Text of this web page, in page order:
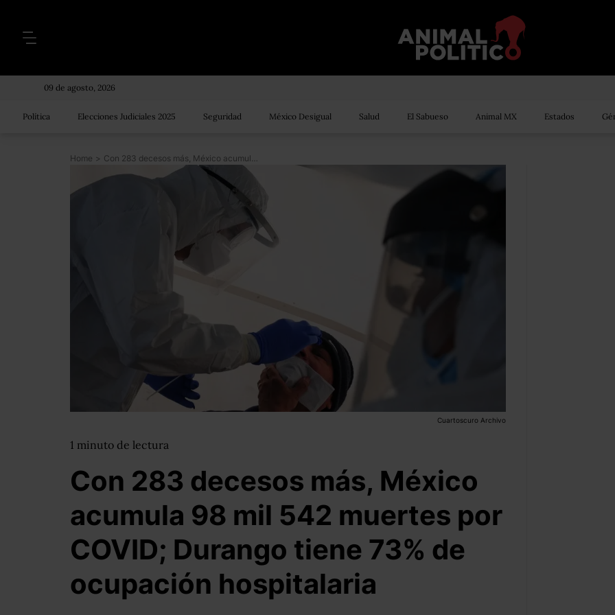
09 de agosto, 2026
Política Elecciones Judiciales 2025 Seguridad México Desigual Salud El Sabueso Animal MX Estados
Home > Con 283 decesos más, México acumula 98 mil 542 muertes por COVID; Durango tiene 73% de ocupación hospitalaria
Cuartoscuro Archivo
1 minuto de lectura
Con 283 decesos más, México
acumula 98 mil 542 muertes por
COVID; Durango tiene 73% de
ocupación hospitalaria